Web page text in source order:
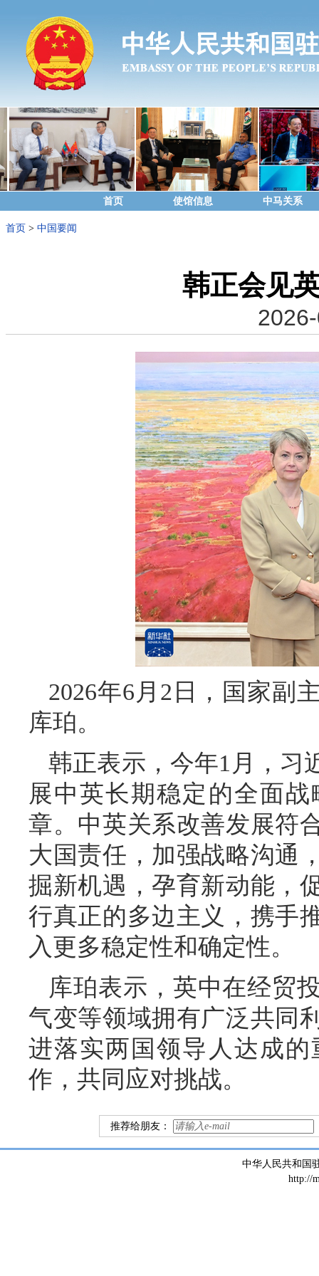
首页 使馆信息 中马关系
首页 > 中国要闻
韩正会见
2026年6月2日，国家副
库珀。
韩正表示，今年1月，习
展中英长期稳定的全面
章。中英关系改善发展符
大国责任，加强战略沟通
掘新机遇，孕育新动能，
行真正的多边主义，携手
入更多稳定性和确定性。
库珀表示，英中在经贸
气变等领域拥有广泛共同
进落实两国领导人达成
作，共同应对挑战。
推荐给朋友：
中华人民共和国
http://